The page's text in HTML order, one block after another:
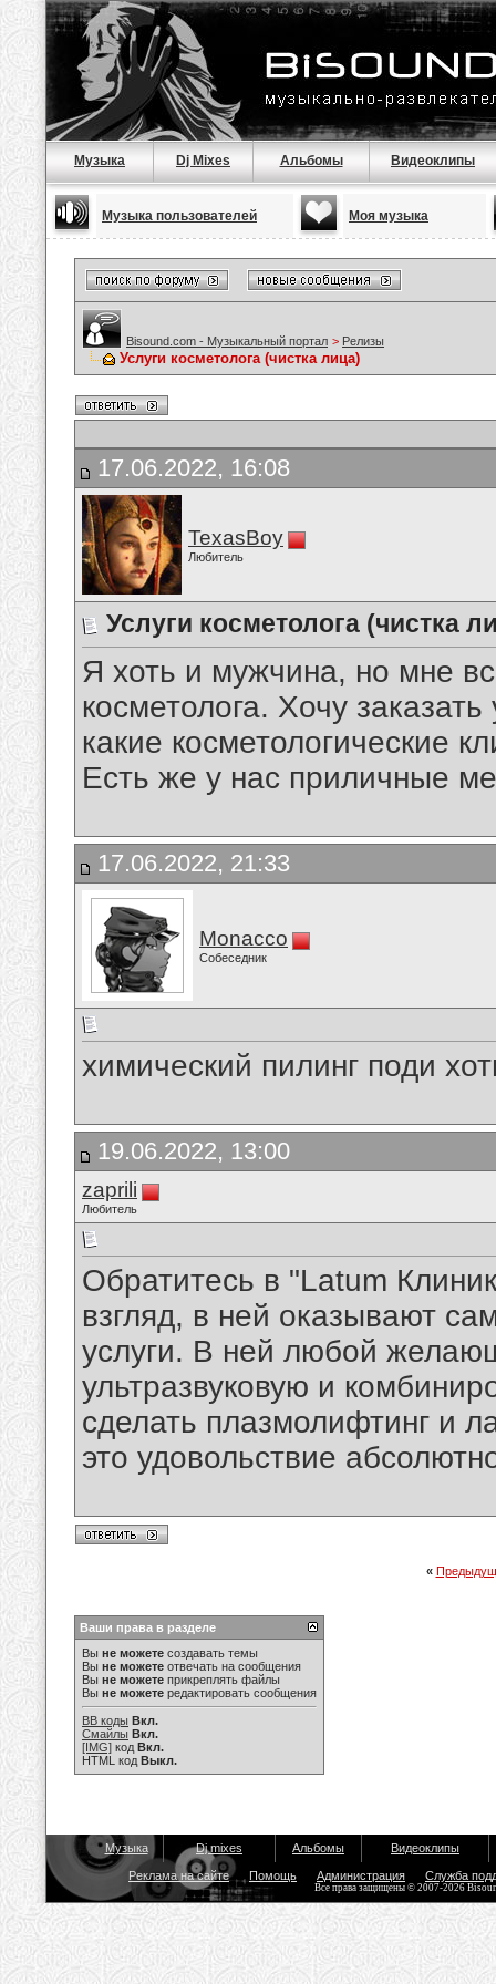
Музыка Dj Mixes Альбомы Видеоклипы
Музыка пользователей Моя музыка
Bisound.com - Музыкальный портал > Релизы
Услуги косметолога (чистка лица)
17.06.2022, 16:08
TexasBoy
Любитель
Услуги косметолога (чистка
Я хоть и мужчина, но мне
косметолога. Хочу
какие косметологические
Есть же у нас приличные
17.06.2022, 21:33
Monacco
Собеседник
химический пилинг поди
19.06.2022, 13:00
zaprili
Любитель
Обратитесь в "Latum
взгляд, в ней оказывают
услуги. В ней любой
ультразвуковую и
сделать плазмолифтинг и
это удовольствие
«
Ваши права в разделе
Вы не можете создавать темы
Вы не можете отвечать на сообщения
Вы не можете прикреплять файлы
Вы не можете редактировать сообщения
BB коды Вкл.
Смайлы Вкл.
[IMG] код Вкл.
HTML код Выкл.
Музыка Dj mixes Альбомы Видеоклипы
Реклама на сайте Помощь Администрация Служба
Все права защищены © 2007-2026